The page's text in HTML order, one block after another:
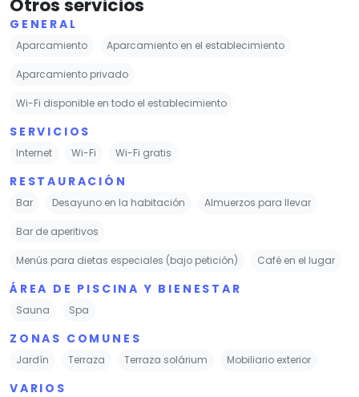
GENERAL
Aparcamiento Aparcamiento en el establecimiento
Aparcamiento privado
Wi-Fi disponible en todo el establecimiento
SERVICIOS
Internet Wi-Fi Wi-Fi gratis
RESTAURACIÓN
Bar Desayuno en la habitación Almuerzos para llevar
Bar de aperitivos
Menús para dietas especiales (bajo petición) Café en el lugar
ÁREA DE PISCINA Y BIENESTAR
Sauna Spa
ZONAS COMUNES
Jardín Terraza Terraza solárium Mobiliario exterior
VARIOS